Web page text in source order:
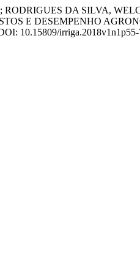
DA SILVA,
E DESEMPENHO
10.15809/